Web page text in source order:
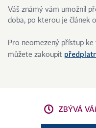
Váš známý vám umožnil
doba, po kterou je článek
Pro neomezený přístup ke
můžete zakoupit
ZBÝVÁ